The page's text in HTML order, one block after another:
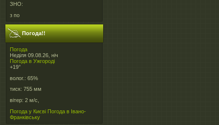
ЗНО:
з по
Погода!!
Погода
Неділя 09.08.26, ніч
Погода в Ужгороді
+19°
волог.: 65%
тиск: 755 мм
вітер: 2 м/с,
Погода у Києві Погода в Івано-
Франківську